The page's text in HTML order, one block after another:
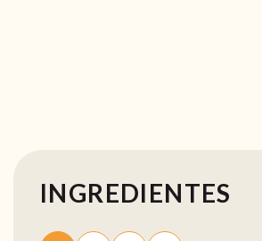
INGREDIENTES